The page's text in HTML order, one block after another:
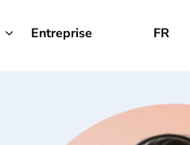
Entreprise FR